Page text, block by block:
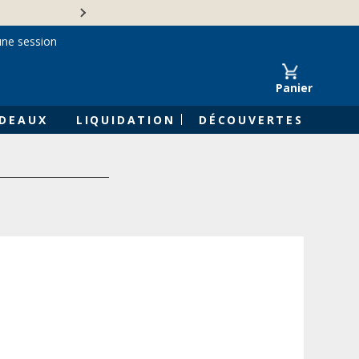
Panier
LIQUIDATION DÉCOUVERTES
session